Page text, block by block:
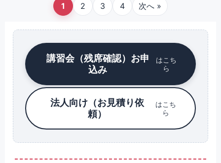
1 2 3 4 次へ »
講習会（残席確認）お申
込み
はこち
ら
法人向け（お見積り依
頼）
はこち
ら